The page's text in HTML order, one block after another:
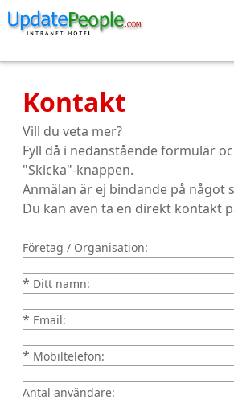
Kontakt
Vill du veta mer?
Fyll då i nedanstående formulär
"Skicka"-knappen.
Anmälan är ej bindande på något
Du kan även ta en direkt kontakt
Företag / Organisation:
* Ditt namn:
* Email:
* Mobiltelefon:
Antal användare: